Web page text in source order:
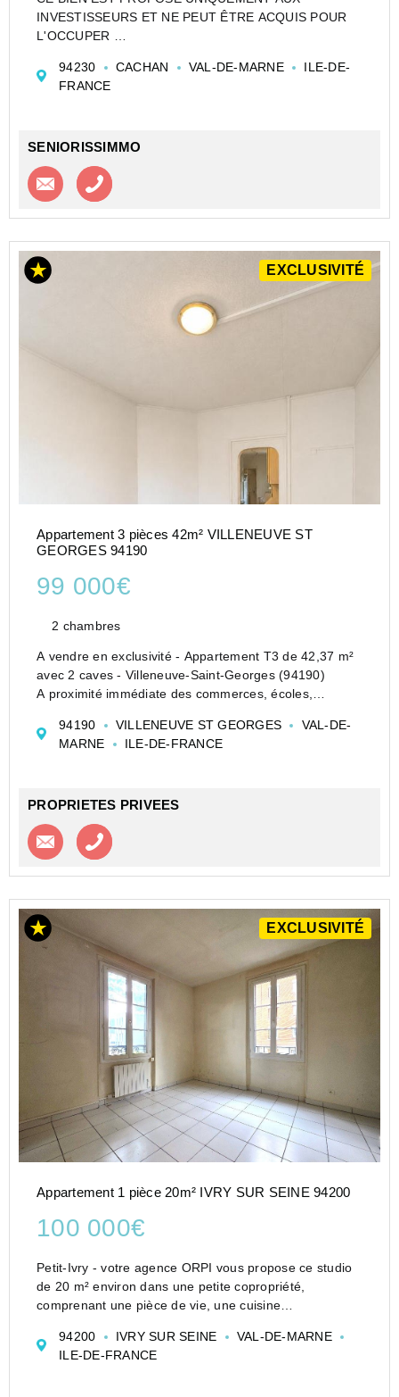
INVESTISSEURS ET NE PEUT ÊTRE ACQUIS POUR
L'OCCUPER
ETUDIANTE DE TYPE STUDIO DE 19 M² À CACHAN -
STUDÉA CACHAN - NEXITY STUDEA
94230 CACHAN VAL-DE-MARNE
ILE-DE-
FRANCE
SENIORISSIMMO
Contacter l'agence
EXCLUSIVITÉ
Appartement 3 pièces 42m² VILLENEUVE ST
GEORGES 94190
99 000€
2 chambres
A vendre en exclusivité - Appartement T3 de 42,37 m²
avec 2 caves - Villeneuve-Saint-Georges (94190)
A proximité immédiate des commerces, écoles,
Matar.
Situé en rez-de-chaussée surélevé d'u...
94190 VILLENEUVE ST GEORGES
VAL-DE-
MARNE
ILE-DE-FRANCE
PROPRIETES PRIVEES
Contacter l'agence
EXCLUSIVITÉ
Appartement 1 pièce 20m² IVRY SUR SEINE 94200
100 000€
Petit-Ivry - votre agence ORPI vous propose ce studio
de 20 m² environ dans une petite copropriété,
comprenant une pièce de vie, une cuisine
Vous apprécierez sa luminosité, son calme, et sa
proximité avec les c...
94200 IVRY SUR SEINE
VAL-DE-MARNE
ILE-DE-FRANCE